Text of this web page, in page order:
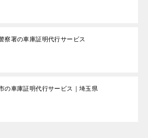
察署の車庫証明代行サービス
の車庫証明代行サービス｜埼玉県